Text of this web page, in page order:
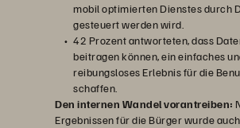
mobil optimierten Dienstes durch
gesteuert werden wird.
42 Prozent antworteten, dass
beitragen können, ein einfaches
reibungsloses Erlebnis für die
schaffen.
Den internen Wandel vorantreiben:
Ergebnissen für die Bürger wurde